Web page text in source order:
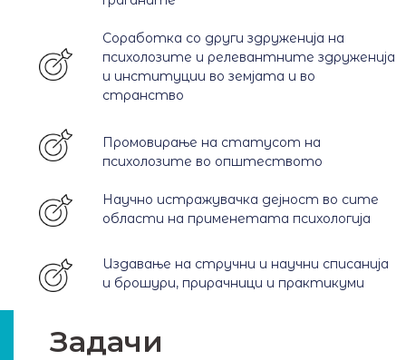
Соработка со други здруженија на
психолозите и релевантните здруженија
и институции во земјата и во
странство
Промовирање на статусот на
психолозите во општеството
Научно истражувачка дејност во сите
области на применетата психологија
Издавање на стручни и научни списанија
и брошури, прирачници и практикуми
Задачи